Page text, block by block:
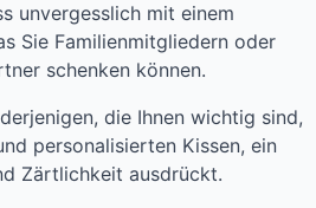
unvergesslich mit einem
Sie Familienmitgliedern oder
schenken können.
die Ihnen wichtig sind,
personalisierten Kissen, ein
Zärtlichkeit ausdrückt.